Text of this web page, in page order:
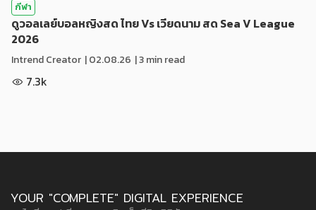
กีฬา
ดูวอลเลย์บอลหญิงสด ไทย Vs เวียดนาม สด Sea V League
2026
Intrend Creator |02.08.26 | 3 min read
7.3k
YOUR "COMPLETE" DIGITAL EXPERIENCE